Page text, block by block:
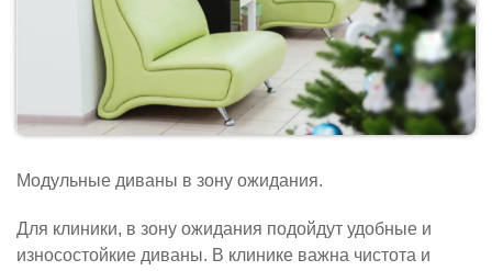
Модульные диваны в зону ожидания.
Для клиники, в зону ожидания подойдут удобные и
износостойкие диваны. В клинике важна чистота и